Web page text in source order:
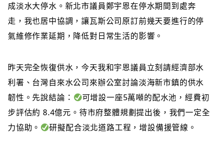
成淡水大停水。新北市議員鄭宇恩在停水期間到處奔
走，我也居中協調，讓瓦斯公司原訂前幾天要進行的停
氣維修作業延期，降低對日常生活的影響。
昨天完全恢復供水，今天我和宇恩議員立刻請經濟部水
利署、台灣自來水公司來辦公室討論淡海新市鎮的供水
韌性。先說結論：
可增設一座5萬噸的配水池，經費初
步評估約 8.4億元。待市府整體規劃提出後，我們一定全
力協助。
研擬配合淡北道路工程，增設備援管線。